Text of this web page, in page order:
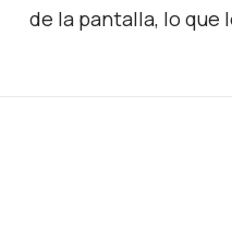
de la pantalla, lo que